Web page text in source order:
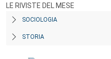
LE RIVISTE DEL MESE
SOCIOLOGIA
STORIA